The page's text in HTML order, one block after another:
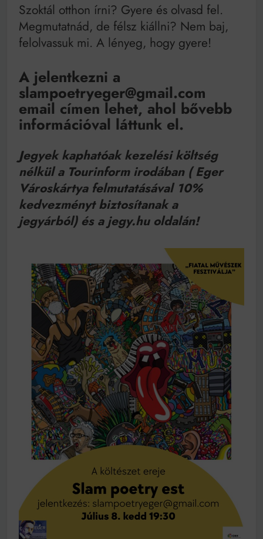
Szoktál otthon írni? Gyere és olvasd fel.
Megmutatnád, de félsz kiállni? Nem baj,
felolvassuk mi. A lényeg, hogy gyere!
A jelentkezni a
slampoetryeger@gmail.com
email címen lehet, ahol bővebb
információval láttunk el.
Jegyek kaphatóak kezelési költség
nélkül a Tourinform irodában ( Eger
Városkártya felmutatásával 10%
kedvezményt biztosítanak a
jegyárból) és a jegy.hu oldalán!